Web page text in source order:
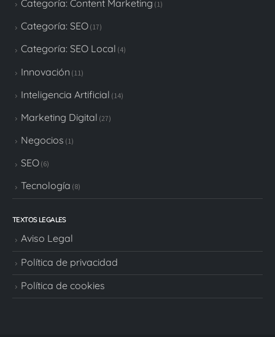
Categoría: Content Marketing (1)
Categoría: SEO (17)
Categoría: SEO Local (4)
Innovación (11)
Inteligencia Artificial (14)
Marketing Digital (27)
Negocios (1)
SEO (6)
Tecnología (8)
TEXTOS LEGALES
Aviso Legal
Política de privacidad
Política de cookies